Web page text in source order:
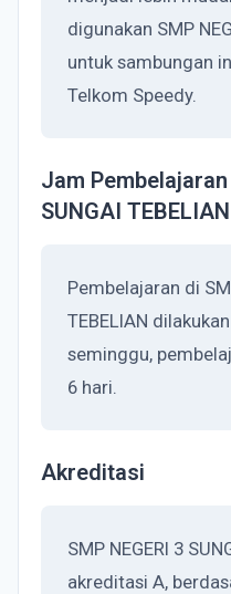
digunakan SMP
untuk sambungan
Telkom Speedy.
Jam Pembelajaran
SUNGAI TEBELIAN
Pembelajaran di
TEBELIAN
seminggu,
6 hari.
Akreditasi
SMP NEGERI 3
akreditasi A,